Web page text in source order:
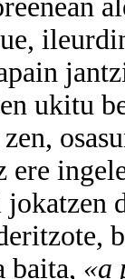
ukitu
ere
baita, «a